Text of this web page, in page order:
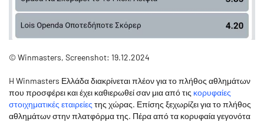
© Winmasters, Screenshot: 19.12.2024
H Winmasters Ελλάδα διακρίνεται πλέον για το πλήθος αθλημάτων
που προσφέρει και έχει καθιερωθεί σαν μια από τις κορυφαίες
στοιχηματικές εταιρείες της χώρας. Επίσης ξεχωρίζει για το πλήθος
αθλημάτων στην πλατφόρμα της. Πέρα από τα κορυφαία γεγονότα